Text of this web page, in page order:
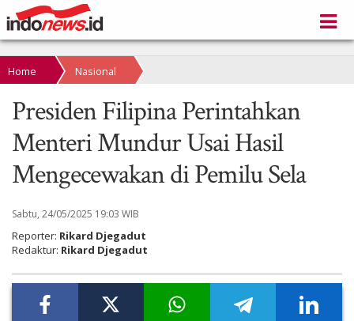
Home Nasional
Presiden Filipina Perintahkan
Menteri Mundur Usai Hasil
Mengecewakan di Pemilu Sela
Sabtu, 24/05/2025 19:03 WIB
Reporter: Rikard Djegadut
Redaktur: Rikard Djegadut